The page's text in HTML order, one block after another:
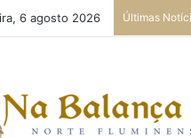
6 agosto 2026 Últimas